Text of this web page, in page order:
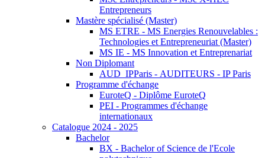
Entrepreneurs
Mastère spécialisé (Master)
MS ETRE - MS Energies Renouvelables :
Technologies et Entrepreneuriat (Master)
MS IE - MS Innovation et Entreprenariat
Non Diplomant
AUD_IPParis - AUDITEURS - IP Paris
Programme d'échange
EuroteQ - Diplôme EuroteQ
PEI - Programmes d'échange
internationaux
Catalogue 2024 - 2025
Bachelor
BX - Bachelor of Science de l'Ecole